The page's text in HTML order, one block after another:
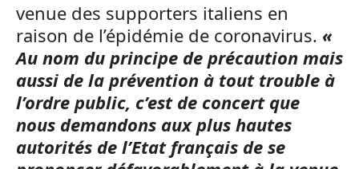
venue des supporters italiens en
raison de l’épidémie de coronavirus. «
Au nom du principe de précaution mais
aussi de la prévention à tout trouble à
l’ordre public, c’est de concert que
nous demandons aux plus hautes
autorités de l’Etat français de se